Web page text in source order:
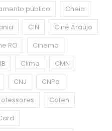
público
Cheia
CIN
Cine Araújo
RO
Cinema
Clima
CMN
CNJ
CNPq
Cofen